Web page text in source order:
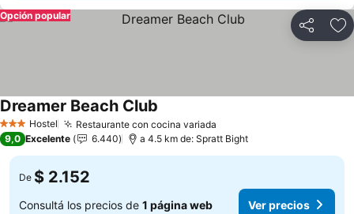
Compartir
Opción popular
3 EstrellasHostel Restaurante con cocina variada
Dreamer Beach Club
9,0 Excelente 6.440 a 4.5 km de: Spratt Bight
De $ 2.152
Consultá los precios de 1 página web Ver precios